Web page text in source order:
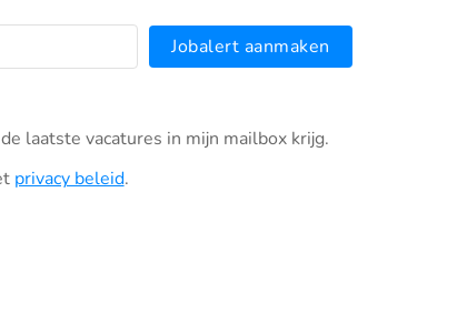
Jobalert aanmaken
laatste vacatures in mijn mailbox krijg.
privacy beleid.